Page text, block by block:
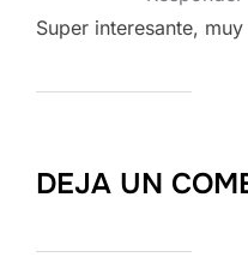
Super interesante,
DEJA UN